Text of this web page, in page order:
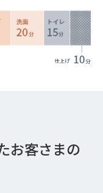
お客さまの